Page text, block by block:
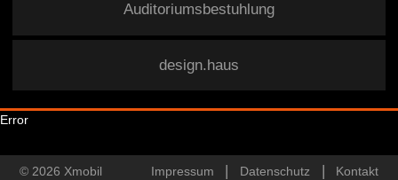
Auditoriumsbestuhlung
design.haus
Error
© 2026 Xmobil Impressum Datenschutz Kontakt